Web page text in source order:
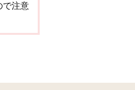
で注意